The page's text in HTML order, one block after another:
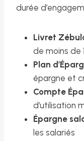
durée
Livret
de moins de
Plan
épargne et
Compte
d’utilisation
Épargne
les salariés